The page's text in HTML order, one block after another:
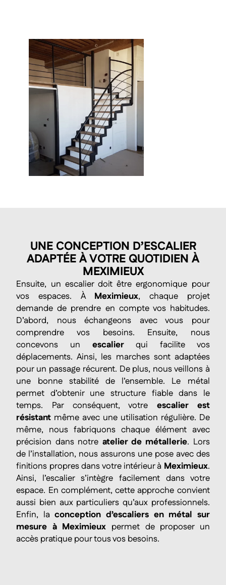
UNE CONCEPTION D’ESCALIER
ADAPTÉE À VOTRE QUOTIDIEN À
MEXIMIEUX
Ensuite, un escalier doit être ergonomique pour
vos espaces. À Meximieux, chaque projet
demande de prendre en compte vos habitudes.
D’abord, nous échangeons avec vous pour
comprendre vos besoins. Ensuite, nous
concevons un escalierqui facilite vos
déplacements. Ainsi, les marches sont adaptées
pour un passage récurent. De plus, nous veillons à
une bonne stabilité de l’ensemble. Le métal
permet d’obtenir une structure fiable dans le
temps. Par conséquent, votre escalier est
résistant même avec une utilisation régulière. De
même, nous fabriquons chaque élément avec
précision dans notre atelier de métallerie. Lors
de l’installation, nous assurons une pose avec des
finitions propres dans votre intérieur à Meximieux.
Ainsi, l’escalier s’intègre facilement dans votre
espace. En complément, cette approche convient
aussi bien aux particuliers qu’aux professionnels.
Enfin, laconception d’escaliers en métal sur
mesure à Meximieux permet de proposer un
accès pratique pour tous vos besoins.